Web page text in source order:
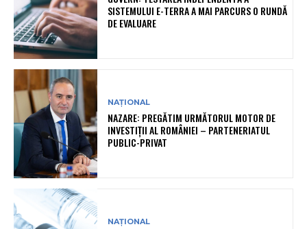
SISTEMULUI E-TERRA A MAI PARCURS O RUNDĂ
DE EVALUARE
NAȚIONAL
NAZARE: PREGĂTIM URMĂTORUL MOTOR DE
INVESTIȚII AL ROMÂNIEI – PARTENERIATUL
PUBLIC-PRIVAT
NAȚIONAL